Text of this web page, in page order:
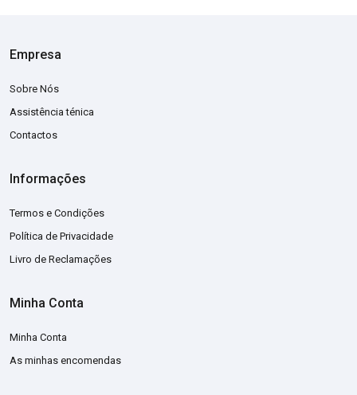
Empresa
Sobre Nós
Assistência ténica
Contactos
Informações
Termos e Condições
Política de Privacidade
Livro de Reclamações
Minha Conta
Minha Conta
As minhas encomendas